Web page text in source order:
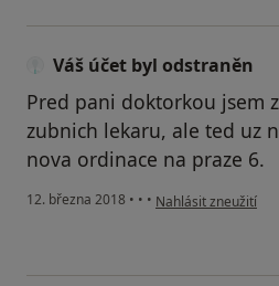
Váš účet byl odstraněn
Pred pani doktorkou jsem
zubnich lekaru, ale ted uz
nova ordinace na praze 6.
12. března 2018 • • • podle názoru
Nahlásit zneužití